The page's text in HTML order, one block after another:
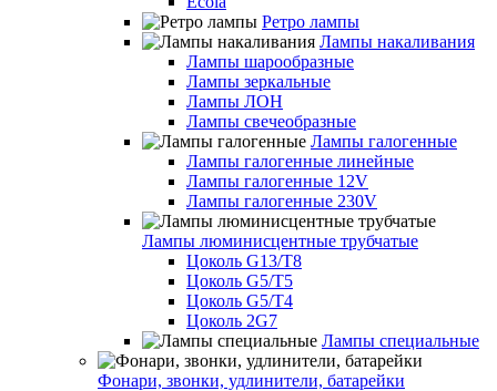
Ретро лампы
Лампы накаливания
Лампы шарообразные
Лампы зеркальные
Лампы ЛОН
Лампы свечеобразные
Лампы галогенные
Лампы галогенные линейные
Лампы галогенные 12V
Лампы галогенные 230V
Лампы люминисцентные трубчатые
Цоколь G13/T8
Цоколь G5/Т5
Цоколь G5/T4
Цоколь 2G7
Лампы специальные
Фонари, звонки, удлинители, батарейки